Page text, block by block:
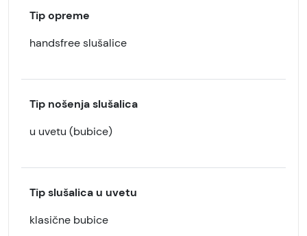
Tip opreme
handsfree slušalice
Tip nošenja slušalica
u uvetu (bubice)
Tip slušalica u uvetu
klasične bubice